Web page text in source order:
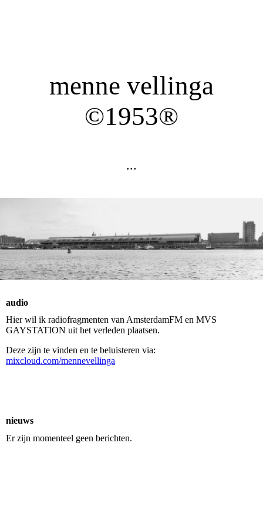
menne vellinga
©1953®
...
audio
Hier wil ik radiofragmenten van AmsterdamFM en MVS
GAYSTATION uit het verleden plaatsen.
Deze zijn te vinden en te beluisteren via:
mixcloud.com/mennevellinga
nieuws
Er zijn momenteel geen berichten.